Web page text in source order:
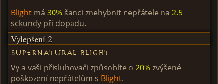
Blight má 30% šanci znehybnit nepřátele na 2.5
sekundy při dopadu.
Vylepšení 2
Supernatural Blight
Vy a vaši přisluhovači způsobíte o 20%zvýšené
poškození nepřátelům s Blight.